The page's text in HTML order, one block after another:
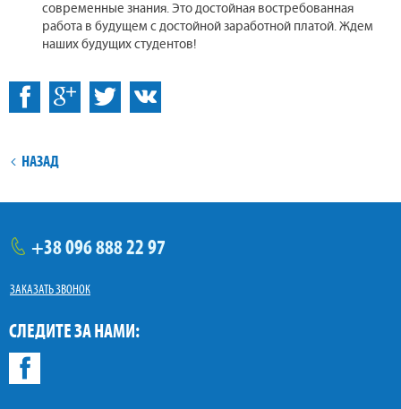
современные знания. Это достойная востребованная
работа в будущем с достойной заработной платой. Ждем
наших будущих студентов!
Facebook ВКонтакте
НАЗАД
тел.
+38096888 22 97
ЗАКАЗАТЬ ЗВОНОК
СЛЕДИТЕ ЗА НАМИ: